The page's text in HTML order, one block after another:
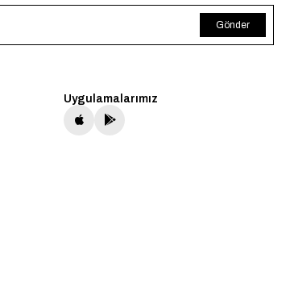
Gönder
Uygulamalarımız